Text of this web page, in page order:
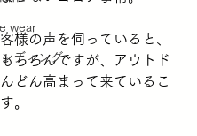
wear
ディング
様の声を伺っていると、
ちろんですが、アウトド
どん高まって来ているこ
。